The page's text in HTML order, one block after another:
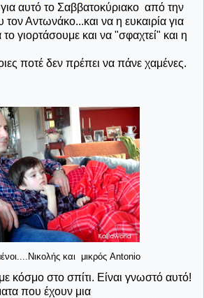
αυτό το Σαββατοκύριακο από την
τον Αντωνάκο...και να η ευκαιρία για
γιορτάσουμε και να "σφαχτεί" και η
ποτέ δεν πρέπει να πάνε χαμένες.
και μικρός Antonio
κόσμο στο σπίτι. Είναι γνωστό αυτό!
που έχουν μια